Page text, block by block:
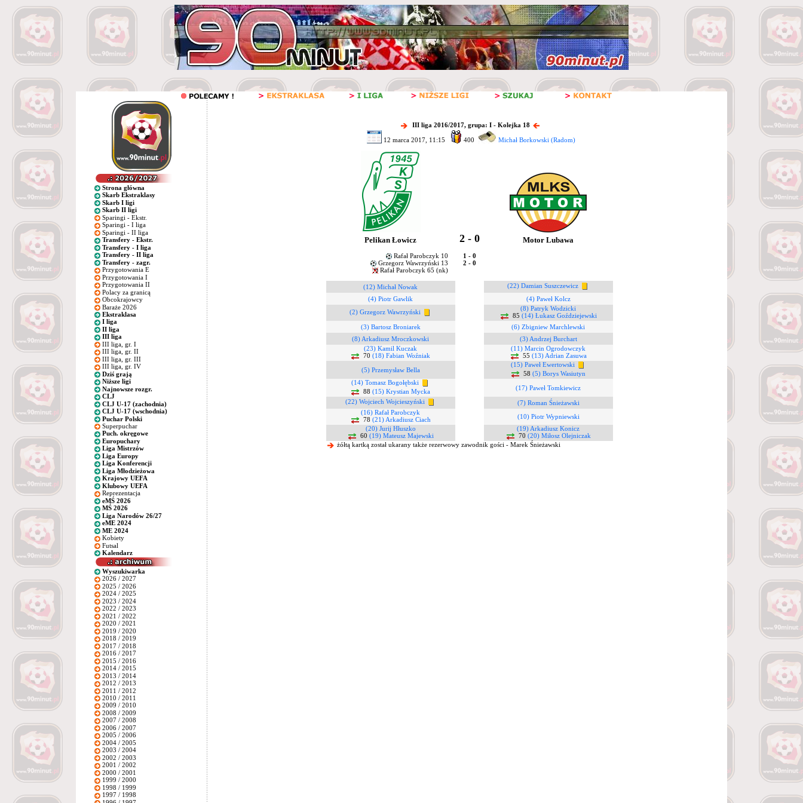
Strona główna
Skarb Ekstraklasy
Skarb I ligi
Skarb II ligi
Sparingi - Ekstr.
Sparingi - I liga
Sparingi - II liga
Transfery - Ekstr.
Transfery - I liga
Transfery - II liga
Transfery - zagr.
Przygotowania E
Przygotowania I
Przygotowania II
Polacy za granicą
Obcokrajowcy
Baraże 2026
Ekstraklasa
I liga
II liga
III liga
III liga, gr. I
III liga, gr. II
III liga, gr. III
III liga, gr. IV
Dziś grają
Niższe ligi
Najnowsze rozgr.
CLJ
CLJ U-17 (zachodnia)
CLJ U-17 (wschodnia)
Puchar Polski
Superpuchar
Puch. okręgowe
Europuchary
Liga Mistrzów
Liga Europy
Liga Konferencji
Liga Młodzieżowa
Krajowy UEFA
Klubowy UEFA
Reprezentacja
eMŚ 2026
MŚ 2026
Liga Narodów 26/27
eME 2024
ME 2024
Kobiety
Futsal
Kalendarz
Wyszukiwarka
2026 / 2027
2025 / 2026
2024 / 2025
2023 / 2024
2022 / 2023
2021 / 2022
2020 / 2021
2019 / 2020
2018 / 2019
2017 / 2018
2016 / 2017
2015 / 2016
2014 / 2015
2013 / 2014
2012 / 2013
2011 / 2012
2010 / 2011
2009 / 2010
2008 / 2009
2007 / 2008
2006 / 2007
2005 / 2006
2004 / 2005
2003 / 2004
2002 / 2003
2001 / 2002
2000 / 2001
1999 / 2000
1998 / 1999
1997 / 1998
III liga 2016/2017, grupa: I - Kolejka 18
12 marca 2017, 11:15 400 Michał Borkowski (Radom)
Pelikan Łowicz 2 - 0 Motor Lubawa
Rafał Parobczyk 10
1 - 0
Grzegorz Wawrzyński 13
2 - 0
Rafał Parobczyk 65 (nk)
(12) Michał Nowak
(22) Damian Suszczewicz
(4) Piotr Gawlik
(4) Paweł Kolcz
(2) Grzegorz Wawrzyński
(8) Patryk Wodzicki
85 (14) Łukasz Goździejewski
(3) Bartosz Broniarek
(6) Zbigniew Marchlewski
(8) Arkadiusz Mroczkowski
(3) Andrzej Burchart
(23) Kamil Kuczak
70 (18) Fabian Woźniak
(11) Marcin Ogrodowczyk
55 (13) Adrian Zasuwa
(5) Przemysław Bella
(15) Paweł Ewertowski
58 (5) Borys Wasiutyn
(14) Tomasz Bogołębski
88 (15) Krystian Mycka
(17) Paweł Tomkiewicz
(22) Wojciech Wojcieszyński
(7) Roman Śnieżawski
(16) Rafał Parobczyk
78 (21) Arkadiusz Ciach
(10) Piotr Wypniewski
(20) Jurij Hłuszko
60 (19) Mateusz Majewski
(19) Arkadiusz Konicz
70 (20) Miłosz Olejniczak
żółtą kartką został ukarany także rezerwowy zawodnik gości - Marek Śnieżawski